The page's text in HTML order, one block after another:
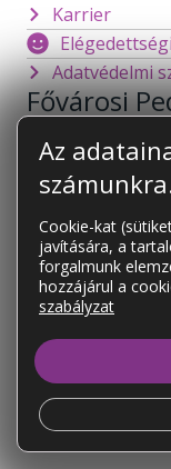
Karrier
Adatvédelmi
Fővárosi
1141
Mogyoródi
KAPCSOLAT
Az
Cookie-kat
javítására, a
forgalmunk
hozzájárul a
szabályzat